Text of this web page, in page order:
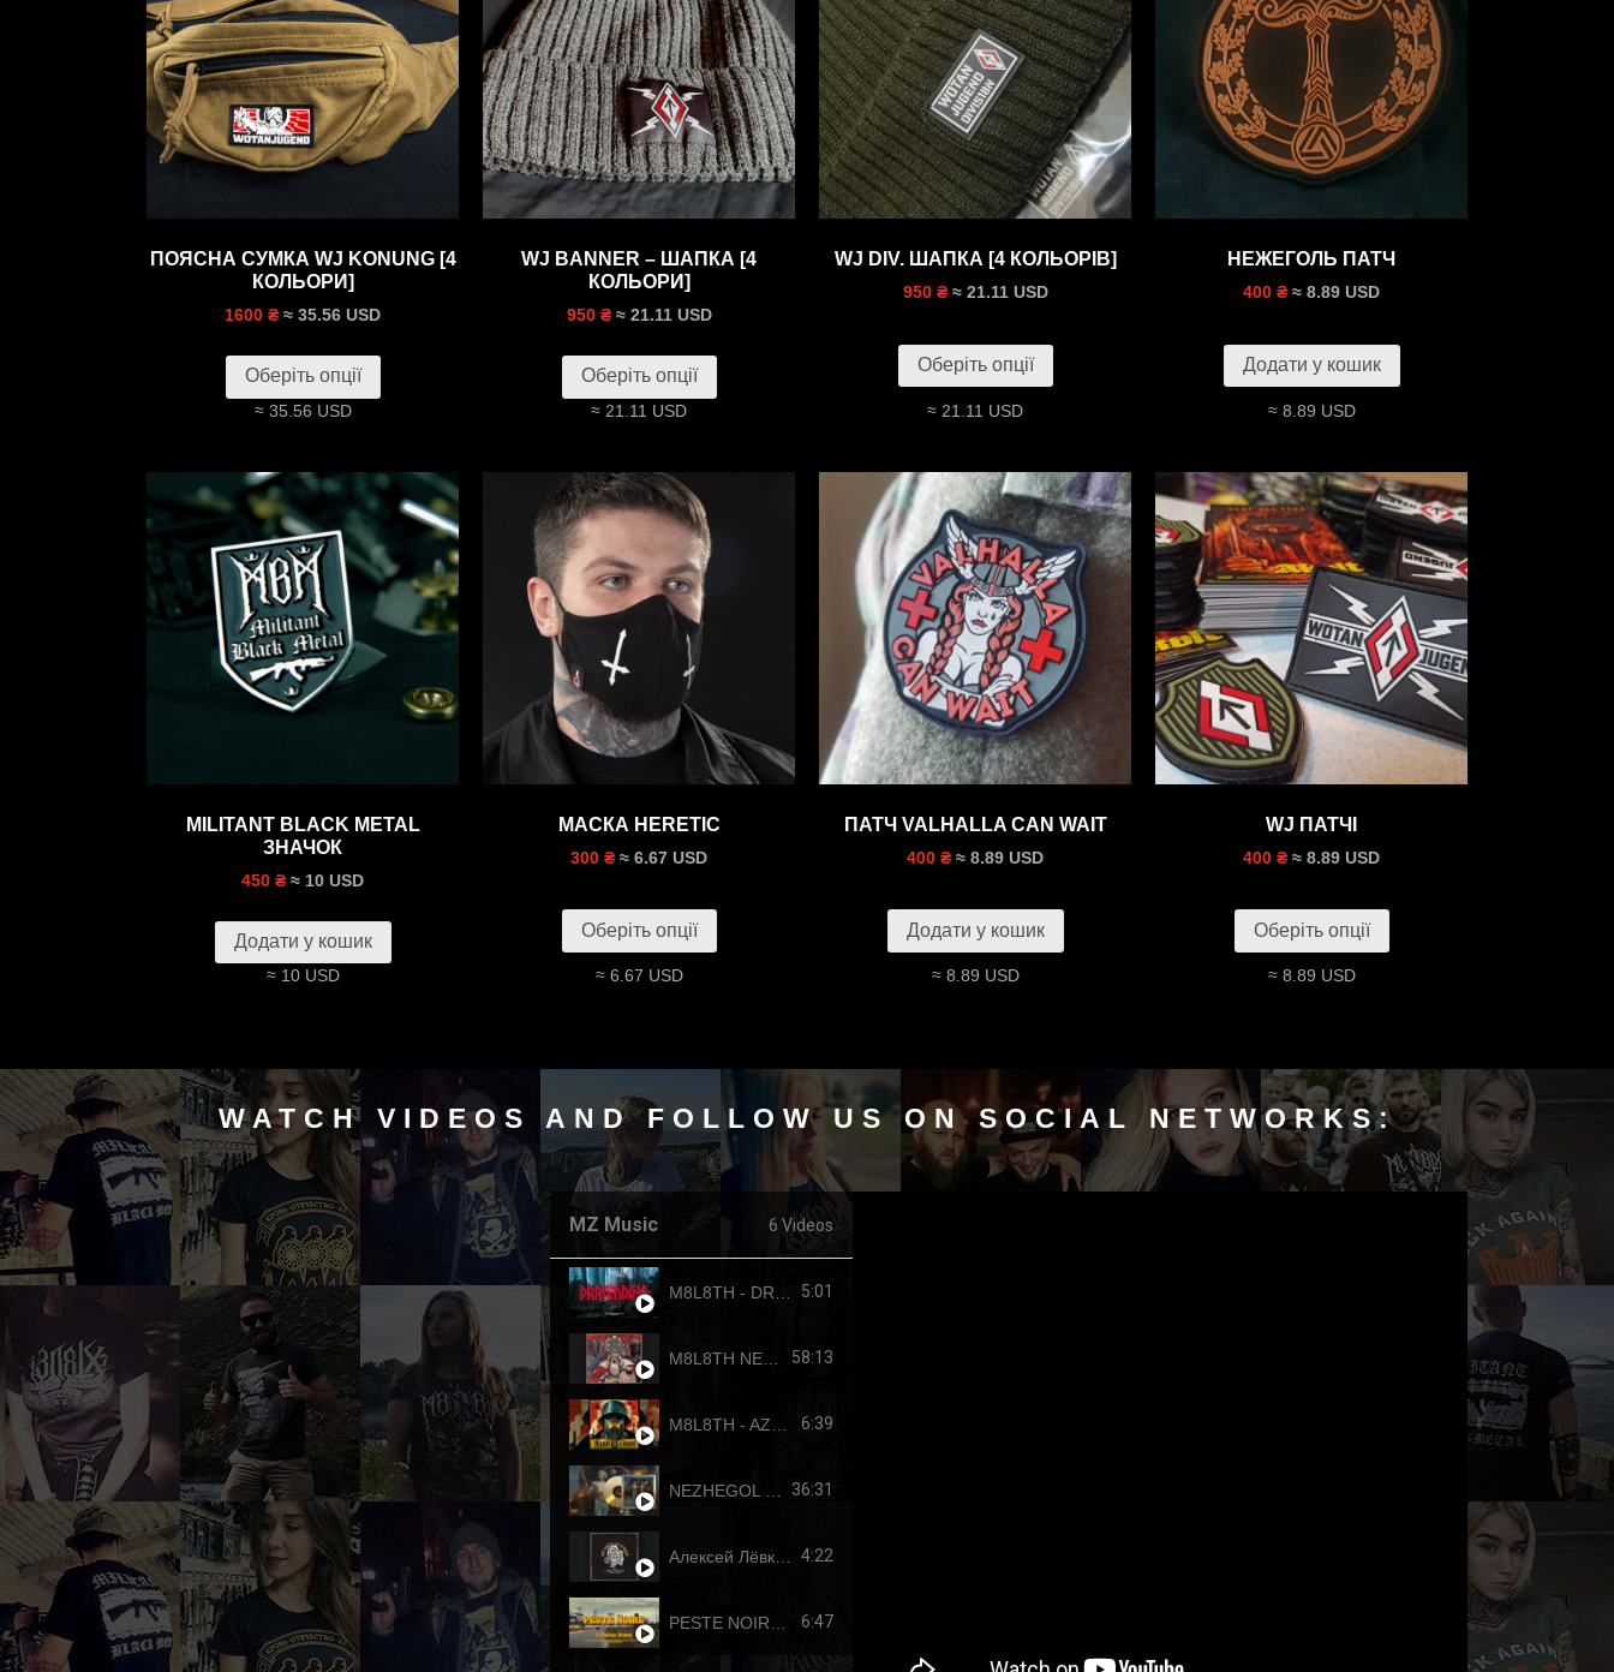
ПОЯСНА СУМКА WJ KONUNG [4
КОЛЬОРИ]
1600 ₴ ≈ 35.56 USD
Оберіть опції
≈ 35.56 USD
WJ BANNER – ШАПКА [4
КОЛЬОРИ]
950 ₴ ≈ 21.11 USD
Оберіть опції
≈ 21.11 USD
WJ DIV. ШАПКА [4 КОЛЬОРIВ]
950 ₴ ≈ 21.11 USD
Оберіть опції
≈ 21.11 USD
НЕЖЕГОЛЬ ПАТЧ
400 ₴ ≈ 8.89 USD
Додати у кошик
≈ 8.89 USD
MILITANT BLACK METAL
ЗНАЧОК
450 ₴ ≈ 10 USD
Додати у кошик
≈ 10 USD
МАСКА HERETIC
300 ₴ ≈ 6.67 USD
Оберіть опції
≈ 6.67 USD
ПАТЧ VALHALLA CAN WAIT
400 ₴ ≈ 8.89 USD
Додати у кошик
≈ 8.89 USD
WJ ПАТЧI
400 ₴ ≈ 8.89 USD
Оберіть опції
≈ 8.89 USD
WATCH VIDEOS AND FOLLOW US ON SOCIAL NETWORKS:
MZ Music 6 Videos
5:01
58:13
6:39
36:31
4:22
6:47